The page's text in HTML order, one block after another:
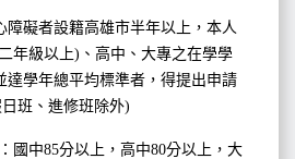
障礙者設籍高雄市半年以上，本人
年級以上)、高中、大專之在學學
學年總平均標準者， 得提出申請
班、進修班除外)
分以上，高中80分以上，大